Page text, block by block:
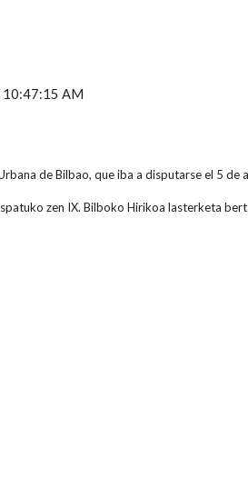
10:47:15 AM
de Bilbao, que iba a disputarse el 5 de
zen IX. Bilboko Hirikoa lasterketa